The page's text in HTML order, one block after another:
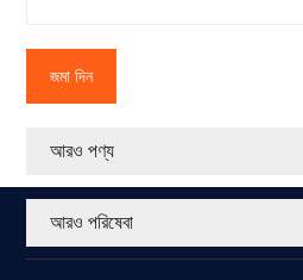
জমা দিন
আরও পণ্য
আরও পরিষেবা